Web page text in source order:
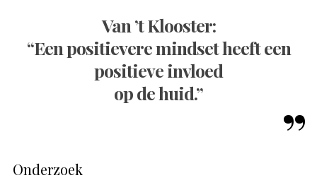
Van ’t Klooster:
“Een positievere mindset heeft een
positieve invloed
op de huid.”
Onderzoek